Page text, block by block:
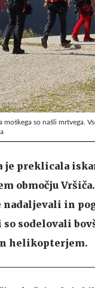
moškega so našli mrtvega.
je preklicala
območju
nadaljevali in
so sodelovali
helikopterjem.